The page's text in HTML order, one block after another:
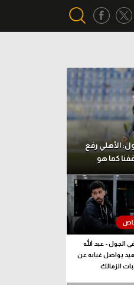
الأهلي رفع
كما هو
الجول - عبد الله
يواصل غيابه عن
الزمالك